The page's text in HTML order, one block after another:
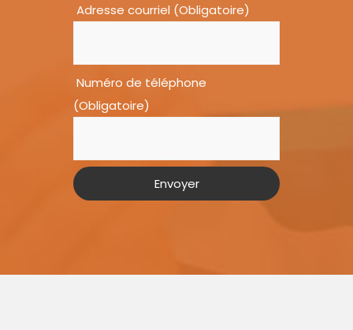
Adresse courriel (Obligatoire)
Numéro de téléphone
(Obligatoire)